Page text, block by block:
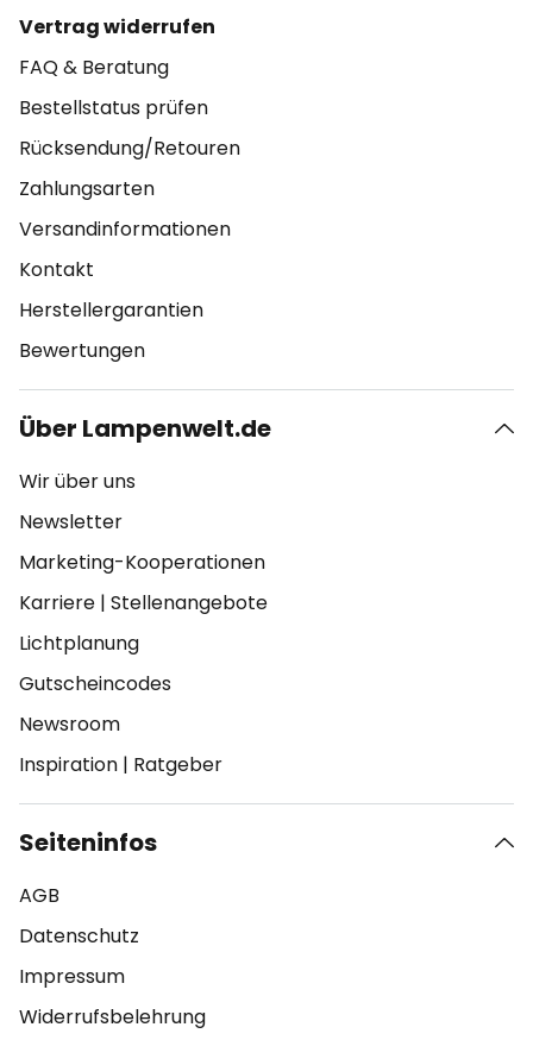
Vertrag widerrufen
FAQ & Beratung
Bestellstatus prüfen
Rücksendung/Retouren
Zahlungsarten
Versandinformationen
Kontakt
Herstellergarantien
Bewertungen
Über Lampenwelt.de
Wir über uns
Newsletter
Marketing-Kooperationen
Karriere | Stellenangebote
Lichtplanung
Gutscheincodes
Newsroom
Inspiration | Ratgeber
Seiteninfos
AGB
Datenschutz
Impressum
Widerrufsbelehrung